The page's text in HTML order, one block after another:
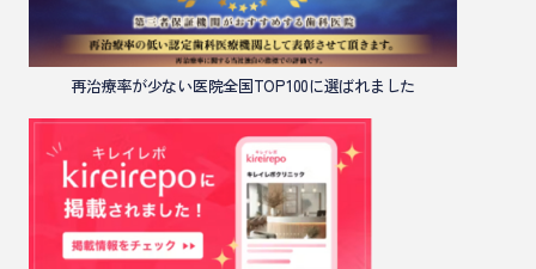
再治療率が少ない医院全国TOP100に選ばれました